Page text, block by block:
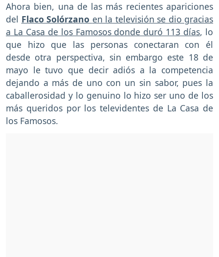
Ahora bien, una de las más recientes apariciones
del Flaco Solórzano en la televisión se dio gracias
a La Casa de los Famosos donde duró 113 días, lo
que hizo que las personas conectaran con él
desde otra perspectiva, sin embargo este 18 de
mayo le tuvo que decir adiós a la competencia
dejando a más de uno con un sin sabor, pues la
caballerosidad y lo genuino lo hizo ser uno de los
más queridos por los televidentes de La Casa de
los Famosos.